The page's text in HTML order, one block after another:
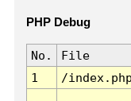
PHP Debug
No. File
1
/index.php